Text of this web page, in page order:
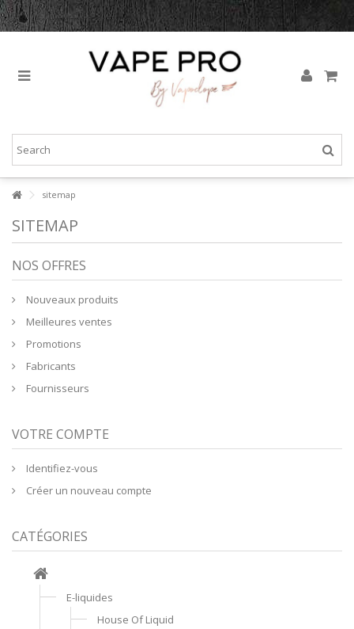
sitemap
SITEMAP
NOS OFFRES
Nouveaux produits
Meilleures ventes
Promotions
Fabricants
Fournisseurs
VOTRE COMPTE
Identifiez-vous
Créer un nouveau compte
CATÉGORIES
E-liquides
House Of Liquid